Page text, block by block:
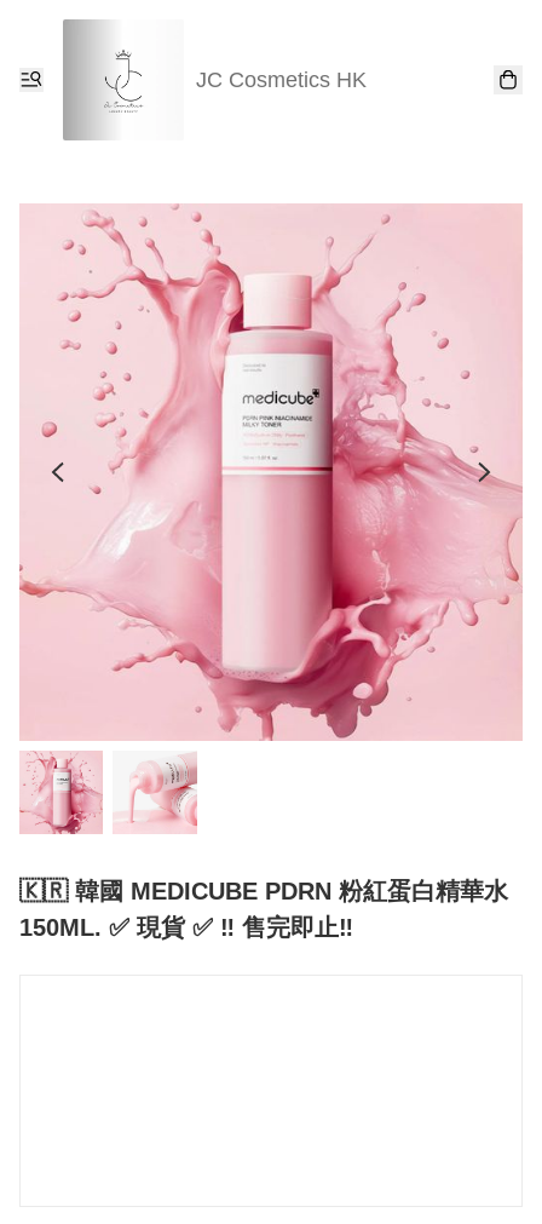
JC Cosmetics HK
🇰🇷 韓國 MEDICUBE PDRN 粉紅蛋白精華水
150ML. ✅ 現貨 ✅ ‼️ 售完即止‼️